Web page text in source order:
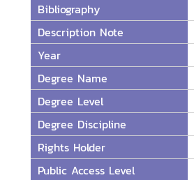
Bibliography
Description Note
Year
Degree Name
Degree Level
Degree Discipline
Rights Holder
Public Access Level